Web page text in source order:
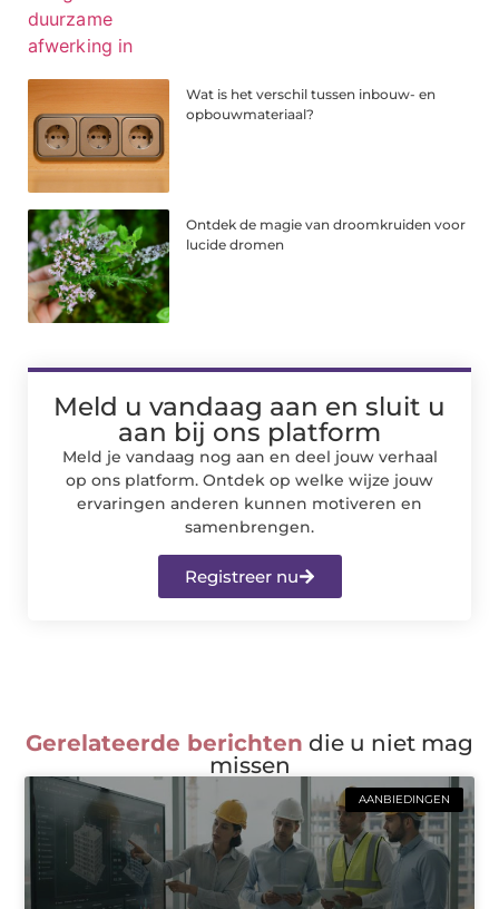
Wat is het verschil tussen inbouw- en
opbouwmateriaal?
Ontdek de magie van droomkruiden voor
lucide dromen
Meld u vandaag aan en sluit u
aan bij ons platform
Meld je vandaag nog aan en deel jouw verhaal
op ons platform. Ontdek op welke wijze jouw
ervaringen anderen kunnen motiveren en
samenbrengen.
Registreer nu
Gerelateerde berichten die u niet mag
missen
AANBIEDINGEN